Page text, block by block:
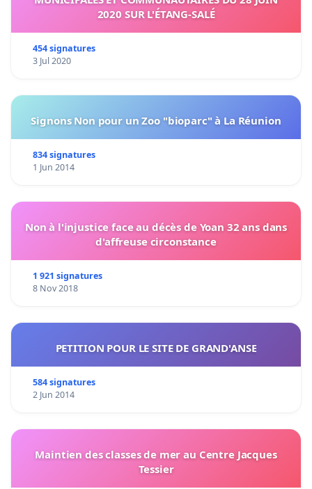
2020 SUR L'ÉTANG-SALÉ
454 signatures
3 Jul 2020
Signons Non pour un Zoo "bioparc" à La Réunion
834 signatures
1 Jun 2014
Non à l'injustice face au décès de Yoan 32 ans dans
d'affreuse circonstance
1 921 signatures
8 Nov 2018
PETITION POUR LE SITE DE GRAND'ANSE
584 signatures
2 Jun 2014
Maintien des classes de mer au Centre Jacques
Tessier